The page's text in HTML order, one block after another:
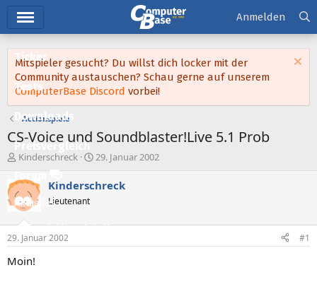
Ticker
Tests
Downloads
Preisvergleich
Forum
Aktuelles
Empfohlene Inhalte
Anmelden
Mitspieler gesucht? Du willst dich locker mit der
Community austauschen? Schau gerne auf unserem
ComputerBase Discord vorbei!
Actionspiele
CS-Voice und Soundblaster!Live 5.1 Prob
E
r
s
t
e
e
r
Kinderschreck
E
s
t
29. Januar 2002
Kinderschreck
Lieutenant
29. Januar 2002 #1
Moin!